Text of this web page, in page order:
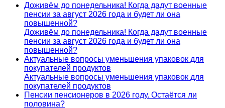
Доживём до понедельника! Когда дадут военные
пенсии за август 2026 года и будет ли она
повышенной?
Доживём до понедельника! Когда дадут военные
пенсии за август 2026 года и будет ли она
повышенной?
Актуальные вопросы уменьшения упаковок для
покупателей продуктов
Актуальные вопросы уменьшения упаковок для
покупателей продуктов
Пенсии пенсионеров в 2026 году. Остаётся ли
половина?